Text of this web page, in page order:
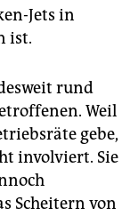
Jets in
ist.
rund
Weil
gebe,
involviert. Sie
Scheitern von